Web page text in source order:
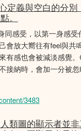
定義與空白的分別
。
同感受，以第一身感受
會放大嚮往有feel與共
有感也會被減淡感覺
接納時，會加一分被
3483
類圖的顯示者並非